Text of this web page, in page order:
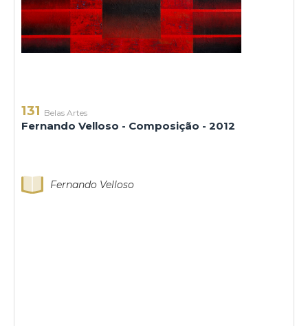
131 Belas Artes
Fernando Velloso - Composição - 2012
Fernando Velloso